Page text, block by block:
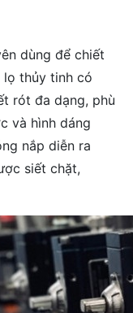
dùng để chiết
lọ thủy tinh có
rót đa dạng, phù
và hình dáng
nắp diễn ra
siết chặt,